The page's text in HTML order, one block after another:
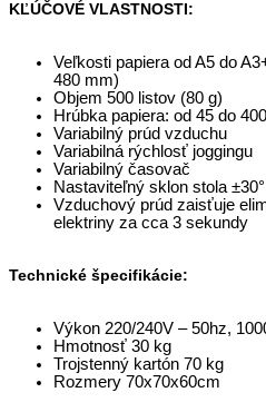
KĽÚČOVÉ VLASTNOSTI:
Veľkosti papiera od A5 do
480 mm)
Objem 500 listov (80 g)
Hrúbka papiera: od 45 do
Variabilný prúd vzduchu
Variabilná rýchlosť joggingu
Variabilný časovač
Nastaviteľný sklon stola ±30°
Vzduchový prúd zaisťuje
elektriny za cca 3 sekundy
Technické špecifikácie:
Výkon 220/240V – 50hz,
Hmotnosť 30 kg
Trojstenný kartón 70 kg
Rozmery 70x70x60cm